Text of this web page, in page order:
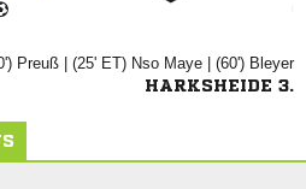
 | (25' ET)   | (60') 
HARKSHEIDE 3.